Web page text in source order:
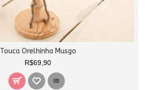
Touca Orelhinha Musgo
R$69,90